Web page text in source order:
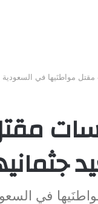
مواطنَيها في السعودية
في